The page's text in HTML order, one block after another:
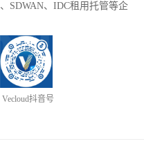
SDWAN、IDC租用托管等企
Vecloud抖音号